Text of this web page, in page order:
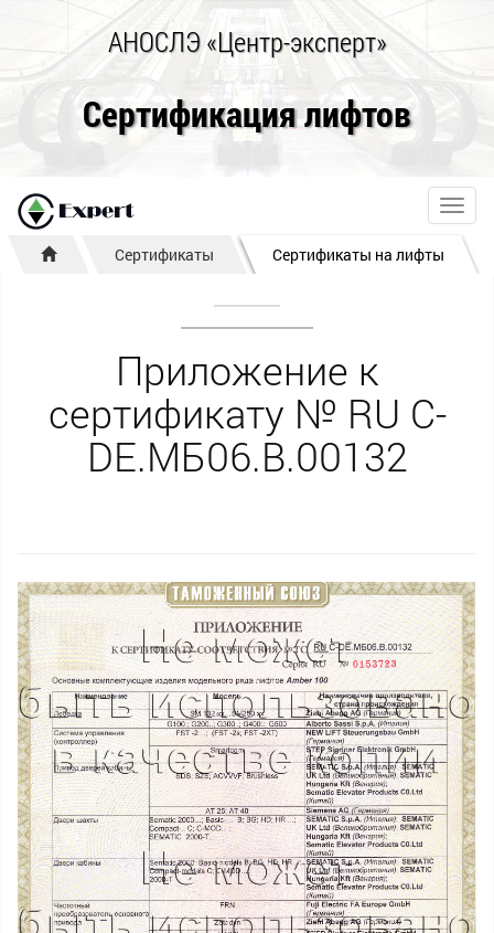
АНОСЛЭ «Центр-эксперт»
Сертификация лифтов
Сертификаты Сертификаты на лифты
Приложение к
сертификату № RU С-
DE.МБ06.B.00132